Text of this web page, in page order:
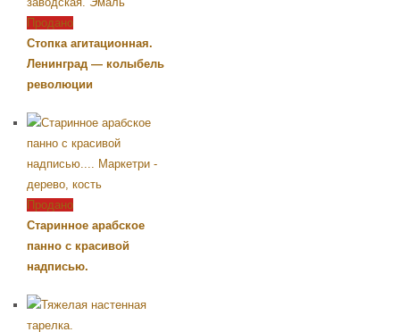
Продано
Стопка агитационная.
Ленинград — колыбель
революции
Продано
Старинное арабское
панно с красивой
надписью.